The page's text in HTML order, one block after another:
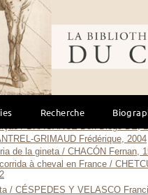
Recherche
arte de Cavallaria /
[1790]
gineta, con gracia y hermosura /
de los caballos
DE LA CERDA Luis, 1877
/ BONIFAZ Gaspar, 1635
GRIMAUD Frédérique, 2004
de la gineta / CHACÓN Fernan,
à cheval en France /
/ CÉSPEDES Y VELASCO